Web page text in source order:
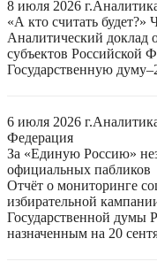
8 июля 2026 г.
«А кто считать
Аналитический доклад
субъектов Российской
Государственную
6 июля 2026 г.
Федерация
За «Единую Россию»
официальных пабликов
Отчёт о мониторинге
избирательной
Государственной думы
назначенным на 20